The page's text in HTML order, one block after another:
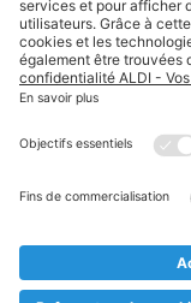
Textes marqués d'un
* Nous vendons ces
au cas où, malgré le
prématurément en
** Sur ce site,